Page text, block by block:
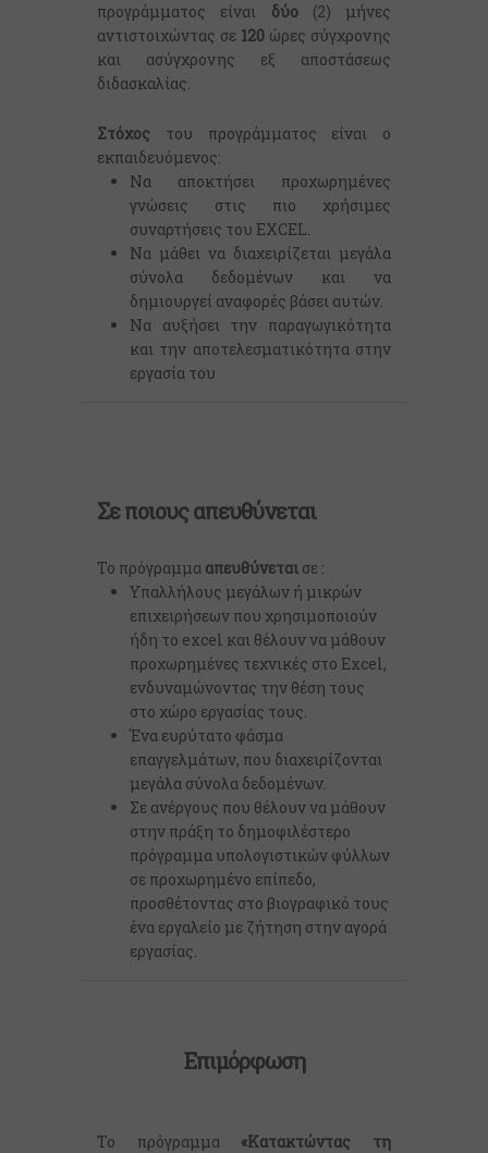
προγράμματος είναι δύο(2) μήνες
αντιστοιχώντας σε 120 ώρες σύγχρονης
και ασύγχρονης εξ αποστάσεως
διδασκαλίας.
Στόχος του προγράμματος είναι ο
εκπαιδευόμενος:
Να αποκτήσει προχωρημένες
γνώσεις στις πιο χρήσιμες
συναρτήσεις του EXCEL.
Να μάθει να διαχειρίζεται μεγάλα
σύνολα δεδομένων και να
δημιουργεί αναφορές βάσει αυτών.
Να αυξήσει την παραγωγικότητα
και την αποτελεσματικότητα στην
εργασία του
Σε ποιους απευθύνεται
Το πρόγραμμα απευθύνεται σε :
Υπαλλήλους μεγάλων ή μικρών
επιχειρήσεων που χρησιμοποιούν
ήδη το excel και θέλουν να μάθουν
προχωρημένες τεχνικές στο Excel,
ενδυναμώνοντας την θέση τους
στο χώρο εργασίας τους.
Ένα ευρύτατο φάσμα
επαγγελμάτων, που διαχειρίζονται
μεγάλα σύνολα δεδομένων.
Σε ανέργους που θέλουν να μάθουν
στην πράξη το δημοφιλέστερο
πρόγραμμα υπολογιστικών φύλλων
σε προχωρημένο επίπεδο,
προσθέτοντας στο βιογραφικό τους
ένα εργαλείο με ζήτηση στην αγορά
εργασίας.
Επιμόρφωση
Το πρόγραμμα«Κατακτώντας τη